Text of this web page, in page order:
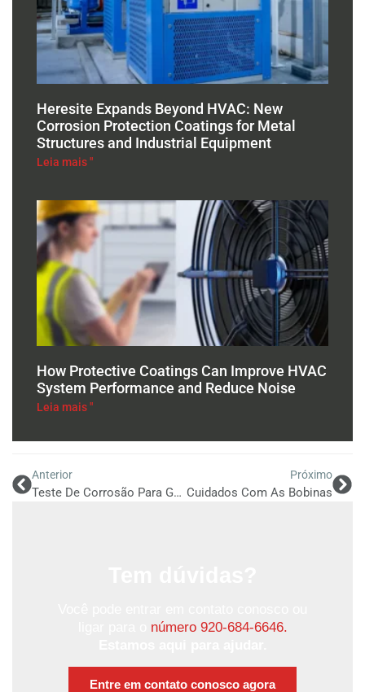
Heresite Expands Beyond HVAC: New
Corrosion Protection Coatings for Metal
Structures and Industrial Equipment
Leia mais "
How Protective Coatings Can Improve HVAC
System Performance and Reduce Noise
Leia mais "
Anterior
Teste De Corrosão Para Ganhar
Próximo
Cuidados Com As Bobinas
número 920-684-6646.
Entre em contato conosco agora